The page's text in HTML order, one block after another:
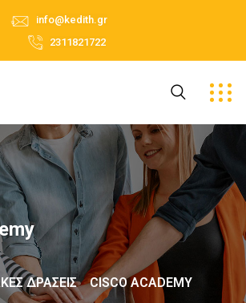
info@kedith.gr
2311821722
ΔΡΆΣΕΙΣ CISCO ACADEMY